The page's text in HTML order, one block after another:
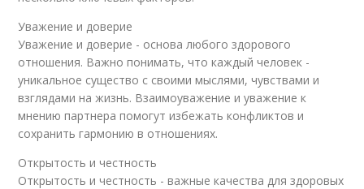
Уважение и доверие
Уважение и доверие - основа любого здорового
отношения. Важно понимать, что каждый человек -
уникальное существо с своими мыслями, чувствами и
взглядами на жизнь. Взаимоуважение и уважение к
мнению партнера помогут избежать конфликтов и
сохранить гармонию в отношениях.
Открытость и честность
Открытость и честность - важные качества для здоровых